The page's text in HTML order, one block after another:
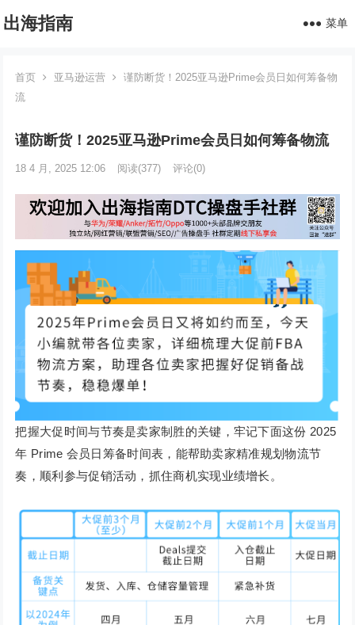
出海指南 菜单
首页 亚马逊运营
谨防断货！2025亚马逊Prime会员日如何筹备物
流
谨防断货！2025亚马逊Prime会员日如何筹备物流
18 4 月, 2025 12:06 阅读(377) 评论(0)
把握大促时间与节奏是卖家制胜的关键，牢记下面这份 2025
年 Prime 会员日筹备时间表，能帮助卖家精准规划物流节
奏，顺利参与促销活动，抓住商机实现业绩增长。